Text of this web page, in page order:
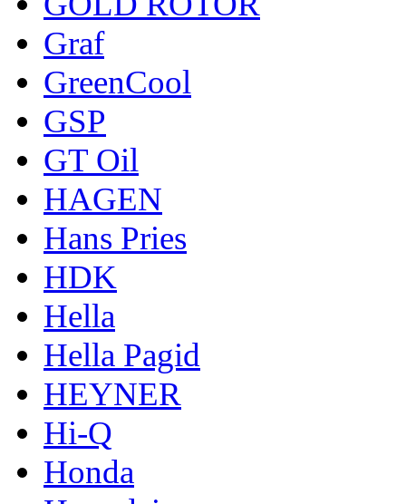
Graf
GreenCool
GSP
GT Oil
HAGEN
Hans Pries
HDK
Hella
Hella Pagid
HEYNER
Hi-Q
Honda